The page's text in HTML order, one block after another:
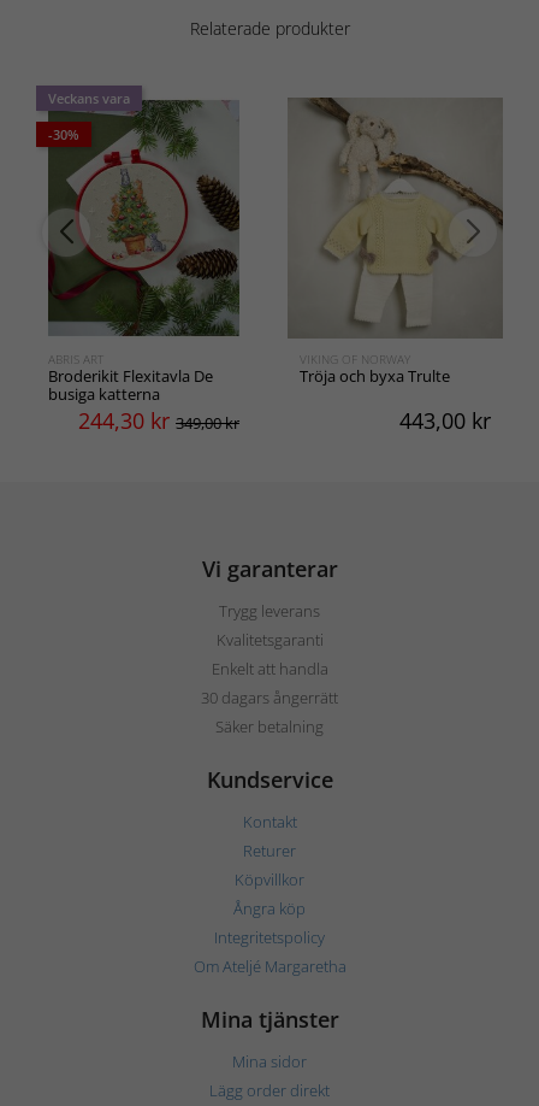
Relaterade produkter
Veckans vara
-30%
ABRIS ART
Broderikit Flexitavla De
busiga katterna
244,30 kr 349,00 kr
VIKING OF NORWAY
Tröja och byxa Trulte
443,00 kr
Vi garanterar
Trygg leverans
Kvalitetsgaranti
Enkelt att handla
30 dagars ångerrätt
Säker betalning
Kundservice
Kontakt
Returer
Köpvillkor
Ångra köp
Integritetspolicy
Om Ateljé Margaretha
Mina tjänster
Mina sidor
Lägg order direkt